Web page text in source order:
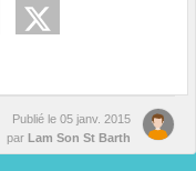
Publié le 05 janv. 2015
par Lam Son St Barth